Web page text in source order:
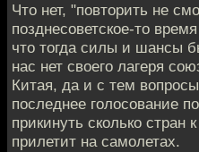
Что нет, "повторить не
позднесоветское-то
что тогда силы и шансы
нас нет своего лагеря
Китая, да и с тем
последнее голосование
прикинуть сколько стран
прилетит на самолетах.